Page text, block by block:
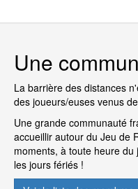
Une
La barrière des distances
des joueurs/euses venus
Une grande communauté
accueillir autour du Jeu de
moments, à toute heure
les jours fériés !